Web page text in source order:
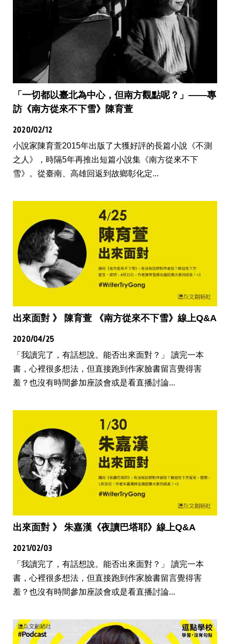
「一切都以臺北為中心，但南方觀點呢？」——專
訪《南方從來不下雪》陳育萱
2020/02/12
小說家陳育萱2015年出版了大獲好評的長篇小說《不測
之人》，時隔5年再推出短篇小說集《南方從來不下
雪》。從臺南、高雄回返到故鄉彰化定...
出來面對 》 陳育萱 《南方從來不下雪》線上Q&A
2020/04/25
「我讀完了，有話想說。能否出來面對？」 讀完一本
書，心裡很多想法，但直接跑到作家臉書留言覺得害
羞？也沒有時間參加座談會或是看直播討論...
出來面對 》 朱嘉漢《夜讀巴塔耶》線上Q&A
2021/02/03
「我讀完了，有話想說。能否出來面對？」 讀完一本
書，心裡很多想法，但直接跑到作家臉書留言覺得害
羞？也沒有時間參加座談會或是看直播討論...